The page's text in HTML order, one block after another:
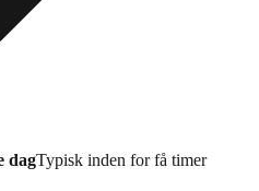
dagTypisk inden for få timer